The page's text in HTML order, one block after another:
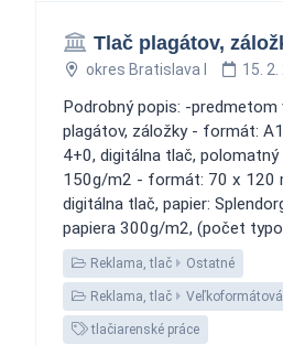
Tlač plagátov,
okres Bratislava I 15.
Podrobný popis: -predmetom
plagátov, záložky - formát:
4+0, digitálna tlač,
150g/m2 - formát: 70 x 120
digitálna tlač, papier:
papiera 300g/m2, (počet
Reklama, tlač Ostatné
Reklama, tlač
tlačiarenské práce